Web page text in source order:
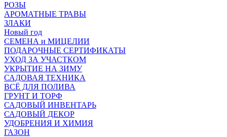
РОЗЫ
АРОМАТНЫЕ ТРАВЫ
ЗЛАКИ
Новый год
СЕМЕНА и МИЦЕЛИИ
ПОДАРОЧНЫЕ СЕРТИФИКАТЫ
УХОД ЗА УЧАСТКОМ
УКРЫТИЕ НА ЗИМУ
САДОВАЯ ТЕХНИКА
ВСЁ ДЛЯ ПОЛИВА
ГРУНТ И ТОРФ
САДОВЫЙ ИНВЕНТАРЬ
САДОВЫЙ ДЕКОР
УДОБРЕНИЯ И ХИМИЯ
ГАЗОН